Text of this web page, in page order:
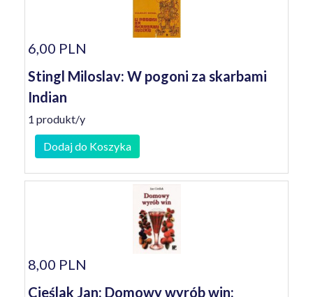
6,00 PLN
Stingl Miloslav: W pogoni za skarbami
Indian
1 produkt/y
Dodaj do Koszyka
8,00 PLN
Cieślak Jan: Domowy wyrób win: